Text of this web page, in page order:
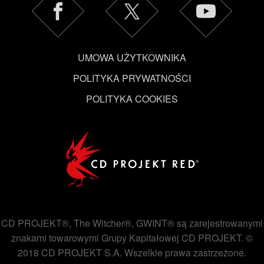
UMOWA UŻYTKOWNIKA
POLITYKA PRYWATNOŚCI
POLITYKA COOKIES
CD PROJEKT®, The Witcher®, GWINT® są zarejestrowanymi
znakami towarowymi Grupy Kapitałowej CD PROJEKT. ©
2018 CD PROJEKT S.A. Wszelkie prawa zastrzeżone.